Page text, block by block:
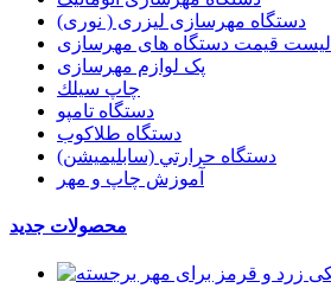
دستگاه مهرسازی لیزری ( نوری)
لیست قیمت دستگاه های مهرسازی
پک لوازم مهرسازی
چاپ سيلك
دستگاه تامپو
دستگاه طلاکوب
دستگاه حرارتي (سابليميشن)
آموزش چاپ و مهر
محصولات جدید